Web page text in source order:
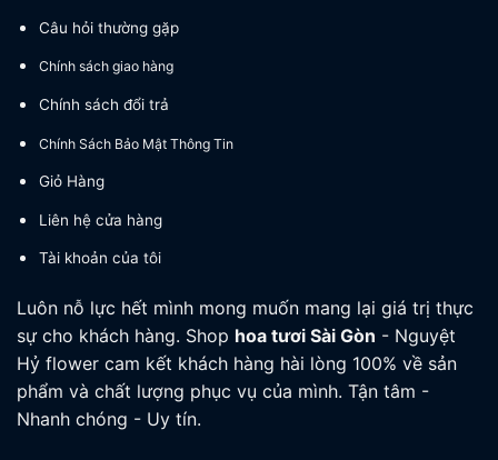
Câu hỏi thường gặp
Chính sách giao hàng
Chính sách đổi trả
Chính Sách Bảo Mật Thông Tin
Giỏ Hàng
Liên hệ cửa hàng
Tài khoản của tôi
Luôn nỗ lực hết mình mong muốn mang lại giá trị thực
sự cho khách hàng. Shop hoa tươi Sài Gòn - Nguyệt
Hỷ flower cam kết khách hàng hài lòng 100% về sản
phẩm và chất lượng phục vụ của mình. Tận tâm -
Nhanh chóng - Uy tín.